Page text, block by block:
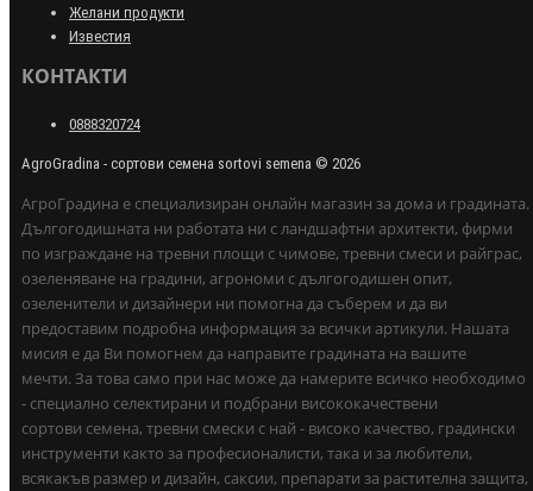
Желани продукти
Известия
КОНТАКТИ
0888320724
AgroGradina - сортови семена sortovi semena © 2026
АгроГрадина е специализиран онлайн магазин за дома и градината.
Дългогодишната ни работата ни с ландшафтни архитекти, фирми
по изграждане на тревни площи с чимове, тревни смеси и райграс,
озеленяване на градини, агрономи с дългогодишен опит,
озеленители и дизайнери ни помогна да съберем и да ви
предоставим подробна информация за всички артикули. Нашата
мисия е да Ви помогнем да направите градината на вашите
мечти. За това само при нас може да намерите всичко необходимо
- специално селектирани и подбрани висококачествени
сортови семена, тревни смески с най - високо качество, градински
инструменти както за професионалисти, така и за любители,
всякакъв размер и дизайн, саксии, препарати за растителна защита,